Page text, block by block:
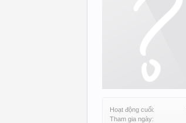
Hoạt động cuối:
Tham gia ngày: